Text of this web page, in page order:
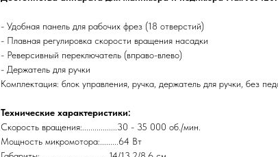
- Удобная панель для рабочих фрез (18 отверстий)
- Плавная регулировка скорости вращения насадки
- Реверсивный переключатель (вправо-влево)
- Держатель для ручки
Комплектация: блок управления, ручка, держатель для ручки, без
Технические характеристики:
Скорость вращения:.................30 - 35 000 об./мин.
Мощность микромотора:.........64 Вт